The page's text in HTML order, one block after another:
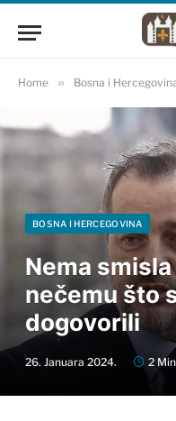
Home » Bosna i
BOSNA I HERCEGOVINA
Nema
nečemu što
dogovorili
26. Januara 2024. 2